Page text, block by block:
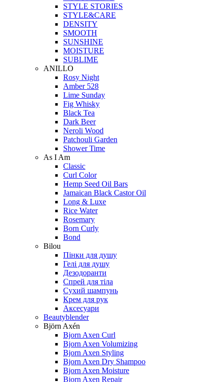
STYLE STORIES
STYLE&CARE
DENSITY
SMOOTH
SUNSHINE
MOISTURE
SUBLIME
ANILLO
Rosy Night
Amber 528
Lime Sunday
Fig Whisky
Black Tea
Dark Beer
Neroli Wood
Patchouli Garden
Shower Time
As I Am
Classic
Curl Color
Hemp Seed Oil Bars
Jamaican Black Castor Oil
Long & Luxe
Rice Water
Rosemary
Born Curly
Bond
Bilou
Пінки для душу
Гелі для душу
Дезодоранти
Спрей для тіла
Сухий шампунь
Крем для рук
Аксесуари
Beautyblender
Björn Axén
Bjorn Axen Curl
Bjorn Axen Volumizing
Bjorn Axen Styling
Bjorn Axen Dry Shampoo
Bjorn Axen Moisture
Bjorn Axen Repair